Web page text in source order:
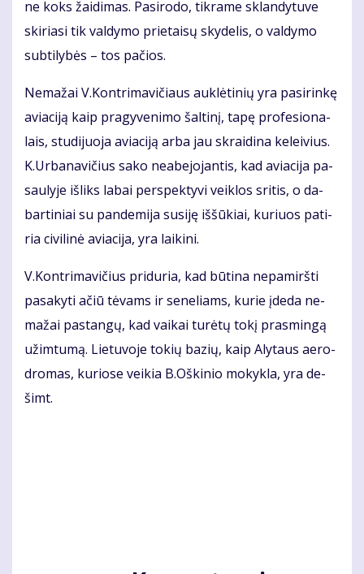
ne koks žai­di­mas. Pa­si­ro­do, tik­ra­me sklan­dy­tu­ve
ski­ria­si tik val­dy­mo prie­tai­sų sky­de­lis, o val­dy­mo
sub­ti­ly­bės – tos pa­čios.
Ne­ma­žai V.Kon­tri­ma­vi­čiaus auk­lė­ti­nių yra pa­si­rin­kę
avia­ci­ją kaip pra­gy­ve­ni­mo šal­ti­nį, ta­pę pro­fe­sio­na­
lais, stu­di­juo­ja avia­ci­ją ar­ba jau skrai­di­na ke­lei­vius.
K.Ur­ba­na­vi­čius sa­ko ne­abe­jo­jan­tis, kad avia­ci­ja pa­
sau­ly­je iš­liks la­bai per­spek­ty­vi veik­los sri­tis, o da­
bar­ti­niai su pan­de­mi­ja su­si­ję iš­šū­kiai, ku­riuos pa­ti­
ria ci­vi­li­nė avia­ci­ja, yra lai­ki­ni.
V.Kon­tri­ma­vi­čius pri­du­ria, kad bū­ti­na ne­pa­mirš­ti
pa­sa­ky­ti ačiū tė­vams ir se­ne­liams, ku­rie įde­da ne­
ma­žai pa­stan­gų, kad vai­kai tu­rė­tų to­kį pras­min­gą
už­im­tu­mą. Lie­tu­vo­je to­kių ba­zių, kaip Aly­taus ae­ro­
dro­mas, ku­rio­se vei­kia B.Oš­ki­nio mo­kyk­la, yra de­
šimt.